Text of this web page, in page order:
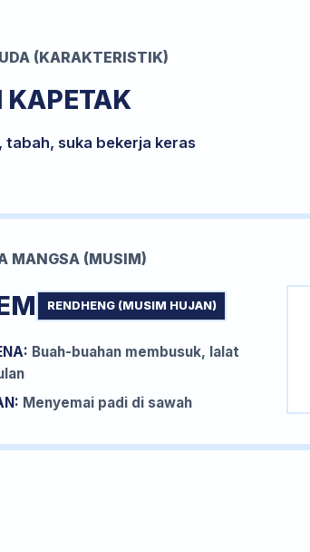
(KARAKTERISTIK)
KAPETAK
tabah, suka bekerja keras
MANGSA (MUSIM)
RENDHENG (MUSIM HUJAN)
Buah-buahan membusuk, lalat
Menyemai padi di sawah